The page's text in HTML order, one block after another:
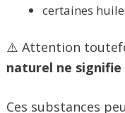
certaines
⚠️ Attention
naturel ne
Ces substances